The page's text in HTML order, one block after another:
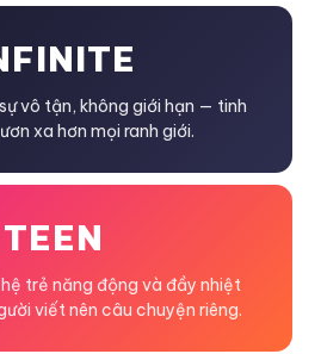
vô tận, không giới hạn — tinh
xa hơn mọi ranh giới.
TEEN
trẻ năng động và đầy nhiệt
viết nên câu chuyện riêng.